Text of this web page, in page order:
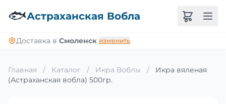
🐟Астраханская Вобла
Доставка в Смоленск изменить
Главная / Каталог / Икра Воблы /
Икра вяленая
(Астраханская вобла) 500гр.